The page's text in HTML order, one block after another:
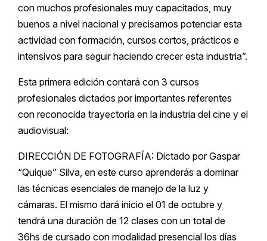
con muchos profesionales muy capacitados, muy
buenos a nivel nacional y precisamos potenciar esta
actividad con formación, cursos cortos, prácticos e
intensivos para seguir haciendo crecer esta industria”.
Esta primera edición contará con 3 cursos
profesionales dictados por importantes referentes
con reconocida trayectoria en la industria del cine y el
audiovisual:
DIRECCIÓN DE FOTOGRAFÍA: Dictado por Gaspar
“Quique” Silva, en este curso aprenderás a dominar
las técnicas esenciales de manejo de la luz y
cámaras. El mismo dará inicio el 01 de octubre y
tendrá una duración de 12 clases con un total de
36hs de cursado con modalidad presencial los días